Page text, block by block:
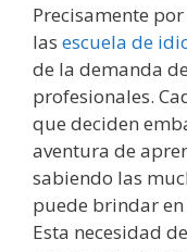
Precisamente
las escuela de
de la demanda
profesionales.
que deciden
aventura de
sabiendo las
puede brindar
Esta necesidad